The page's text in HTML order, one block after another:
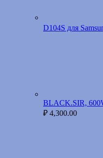
D104S для
BLACK.SIR,
₽ 4,300.00